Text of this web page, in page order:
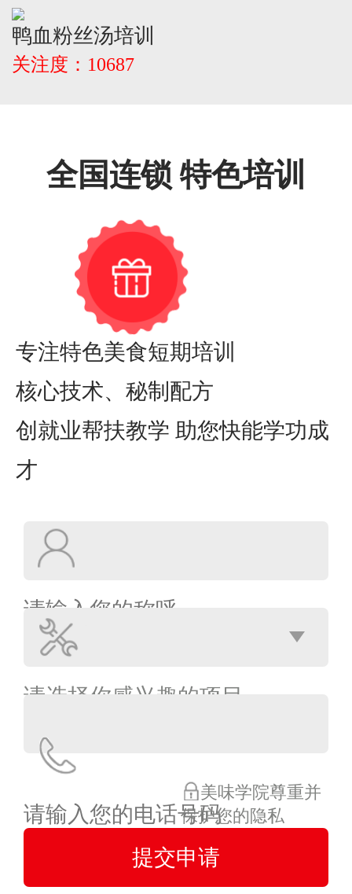
鸭血粉丝汤培训
关注度：10687
全国连锁 特色培训
专注特色美食短期培训
核心技术、秘制配方
创就业帮扶教学 助您快能学功成
才
美味学院尊重并
保护您的隐私